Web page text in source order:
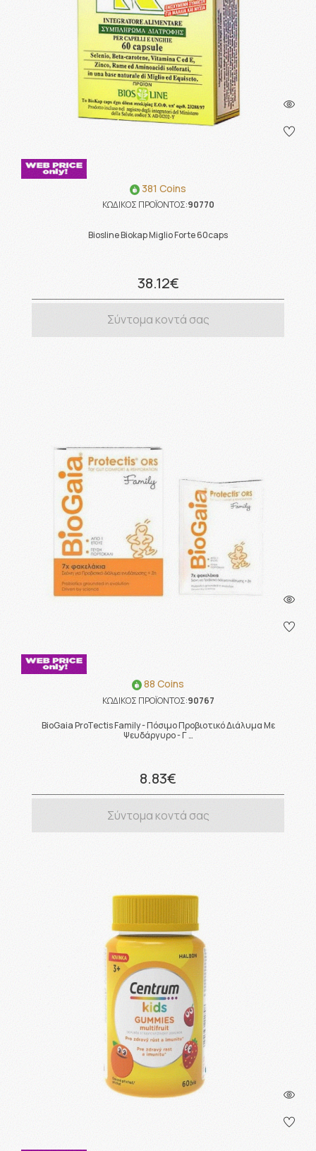
381 Coins
ΚΩΔΙΚΟΣ ΠΡΟΪΟΝΤΟΣ:90770
Biosline Biokap Miglio Forte 60caps
38.12€
Σύντομα κοντά σας
88 Coins
ΚΩΔΙΚΟΣ ΠΡΟΪΟΝΤΟΣ:90767
BioGaia ProTectis Family - Πόσιμο Προβιοτικό Διάλυμα Με
Ψευδάργυρο - Γ …
8.83€
Σύντομα κοντά σας